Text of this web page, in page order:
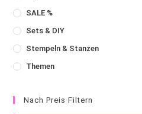
SALE %
Sets & DIY
Stempeln & Stanzen
Themen
Nach Preis Filtern